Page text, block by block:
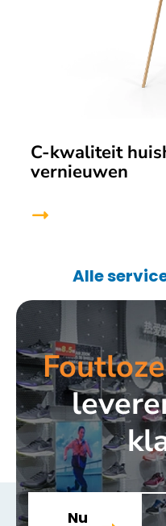
C-kwaliteit
vernieuwen
Alle
Nu